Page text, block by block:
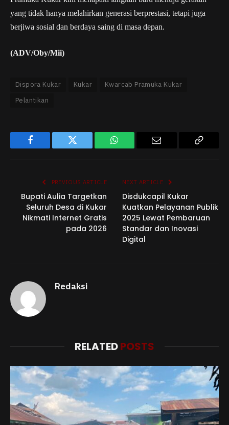
yang tidak hanya melahirkan generasi berprestasi, tetapi juga
berjiwa sosial dan berdaya saing di masa depan.
(ADV/Oby/Mii)
Dispora Kukar Kukar
Kwarcab Pramuka Kukar
Pelantikan
Facebook Twitter WhatsApp
PREVIOUS ARTICLE
Bupati Aulia Targetkan
Seluruh Desa di Kukar
Nikmati Internet Gratis
pada 2026
NEXT ARTICLE
Disdukcapil Kukar
Kuatkan Pelayanan Publik
2025 Lewat Pembaruan
Standar dan Inovasi
Digital
Redaksi
RELATEDPOSTS